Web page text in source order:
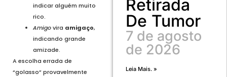
indicar alguém muito
rico.
Amigovira amigaço,
indicando grande
amizade.
A escolha errada de
“golasso” provavelmente
Retirada
De Tumor
7 de agosto
de 2026
Leia Mais. »